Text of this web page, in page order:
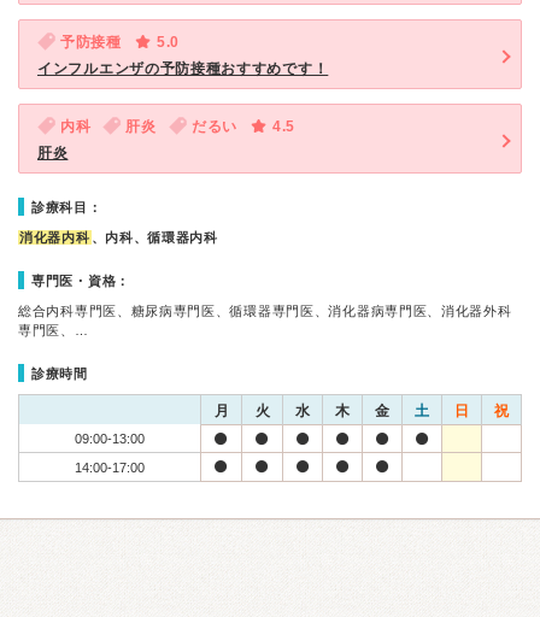
予防接種
5.0
インフルエンザの予防接種おすすめです！
内科 肝炎 だるい
4.5
肝炎
診療科目：
消化器内科 、内科、循環器内科
専門医・資格：
総合内科専門医、糖尿病専門医、循環器専門医、消化器病専門医、消化器外科
専門医、…
診療時間
月 火 水 木 金 土 日 祝
09:00-13:00
14:00-17:00